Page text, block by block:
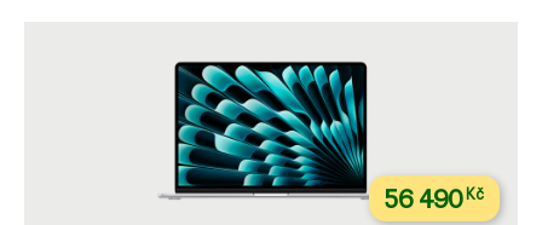
56 490Kč